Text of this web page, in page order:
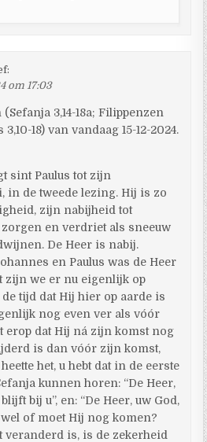
om 17:03
3,14-18a; Filippenzen
18) van vandaag 15-12-2024.
sint Paulus tot zijn
in de tweede lezing. Hij is zo
zijn nabijheid tot
en verdriet als sneeuw
De Heer is nabij.
en Paulus was de Heer
zijn we er nu eigenlijk op
tijd dat Hij hier op aarde is
nog even ver als vóór
erop dat Hij ná zijn komst nog
is dan vóór zijn komst,
het, u hebt dat in de eerste
kunnen horen: “De Heer,
bij u”, en: “De Heer, uw God,
of moet Hij nog komen?
veranderd is, is de zekerheid